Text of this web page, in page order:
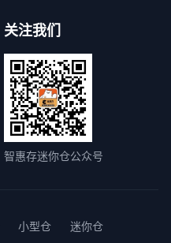
关注我们
智惠存迷你仓公众号
小型仓
迷你仓